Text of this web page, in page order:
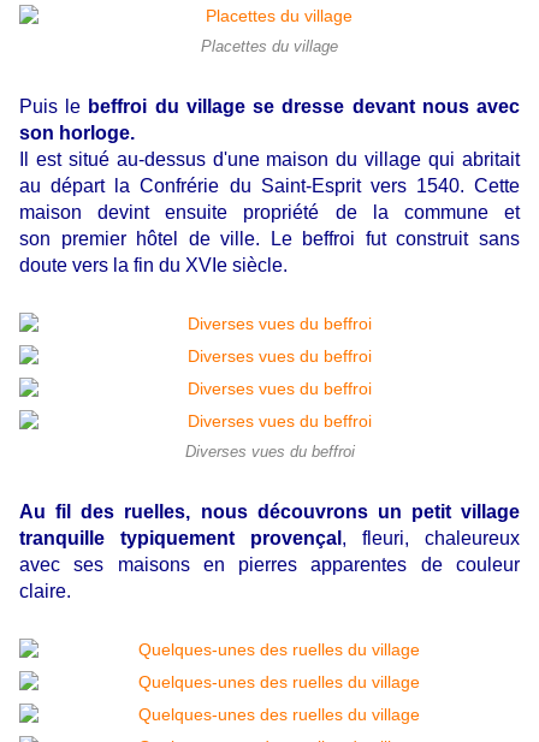
Placettes du village
Puis le beffroi du village se dresse devant nous avec
son horloge.
Il est situé au-dessus d'une maison du village qui abritait
au départ la Confrérie du Saint-Esprit vers 1540. Cette
maison devint ensuite propriété de la commune et
son premier hôtel de ville. Le beffroi fut construit sans
doute vers la fin du XVIe siècle.
Diverses vues du beffroi
Au fil des ruelles, nous découvrons un petit village
tranquille typiquement provençal , fleuri, chaleureux
avec ses maisons en pierres apparentes de couleur
claire.